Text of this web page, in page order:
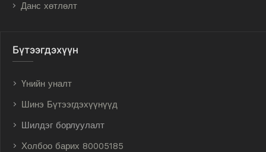
Данс хөтлөлт
Бүтээгдэхүүн
Үнийн уналт
Шинэ Бүтээгдэхүүнүүд
Шилдэг борлуулалт
Холбоо барих 80005185